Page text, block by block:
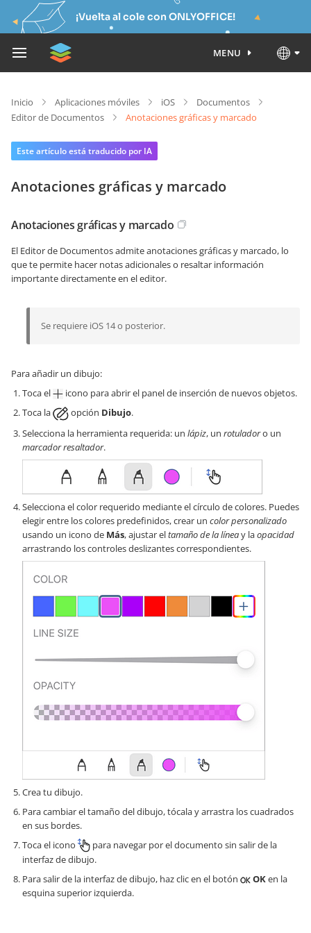
¡Vuelta al cole con ONLYOFFICE!
MENU
Inicio Aplicaciones móviles iOS
Documentos
Editor de Documentos
Anotaciones gráficas y marcado
Este artículo está traducido por IA
Anotaciones gráficas y marcado
Anotaciones gráficas y marcado
El Editor de Documentos admite anotaciones gráficas y marcado, lo
que te permite hacer notas adicionales o resaltar información
importante directamente en el editor.
Se requiere iOS 14 o posterior.
Para añadir un dibujo:
Toca el
icono para abrir el panel de inserción de nuevos objetos.
Toca la
opción Dibujo.
Selecciona la herramienta requerida: un lápiz, un rotuladoro un
marcador resaltador.
Selecciona el color requerido mediante el círculo de colores. Puedes
elegir entre los colores predefinidos, crear un color personalizado
usando un icono de Más, ajustar eltamaño de la líneay laopacidad
arrastrando los controles deslizantes correspondientes.
Crea tu dibujo.
Para cambiar el tamaño del dibujo, tócala y arrastra los cuadrados
en sus bordes.
Toca el icono
para navegar por el documento sin salir de la
interfaz de dibujo.
Para salir de la interfaz de dibujo, haz clic en el botón
OKen la
esquina superior izquierda.